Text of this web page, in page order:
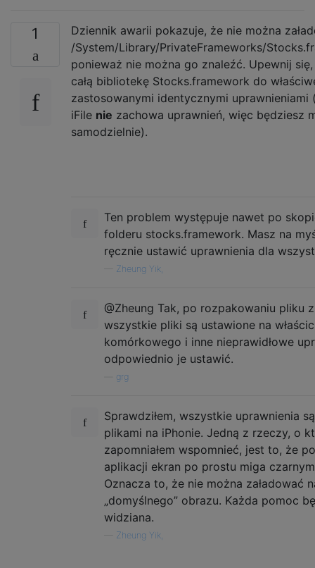
1
Dziennik awarii pokazuje, że nie można
/System/Library/PrivateFrameworks/
ponieważ nie można go znaleźć. Upewnij
całą bibliotekę Stocks.framework do
zastosowanymi identycznymi uprawnieniami
iFile nie zachowa uprawnień, więc będziesz
samodzielnie).
Ten problem występuje nawet po
folderu stocks.framework. Masz na
ręcznie ustawić uprawnienia dla
Zheung Yik,
@Zheung Tak, po rozpakowaniu pliku
wszystkie pliki są ustawione na
komórkowego i inne nieprawidłowe
odpowiednio je ustawić.
grg
Sprawdziłem, wszystkie uprawnienia
plikami na iPhonie. Jedną z rzeczy, o
zapomniałem wspomnieć, jest to, że
aplikacji ekran po prostu miga
Oznacza to, że nie można załadować
„domyślnego” obrazu. Każda pomoc
widziana.
Zheung Yik,